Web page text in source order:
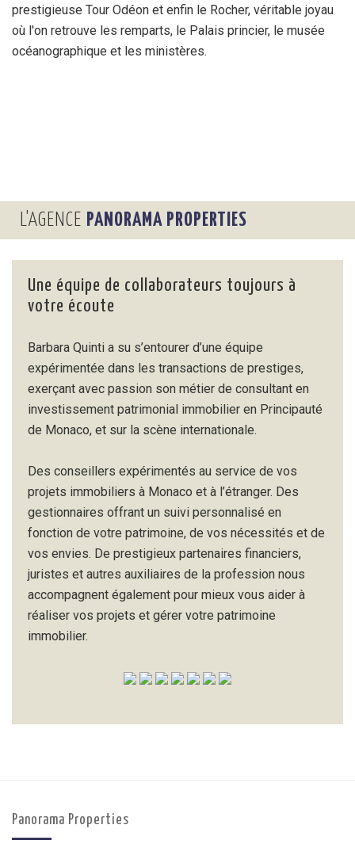
prestigieuse Tour Odéon et enfin le Rocher, véritable joyau
où l'on retrouve les remparts, le Palais princier, le musée
océanographique et les ministères.
L'AGENCE PANORAMA PROPERTIES
Une équipe de collaborateurs toujours à
votre écoute
Barbara Quinti a su s’entourer d’une équipe
expérimentée dans les transactions de prestiges,
exerçant avec passion son métier de consultant en
investissement patrimonial immobilier en Principauté
de Monaco, et sur la scène internationale.
Des conseillers expérimentés au service de vos
projets immobiliers à Monaco et à l’étranger. Des
gestionnaires offrant un suivi personnalisé en
fonction de votre patrimoine, de vos nécessités et de
vos envies. De prestigieux partenaires financiers,
juristes et autres auxiliaires de la profession nous
accompagnent également pour mieux vous aider à
réaliser vos projets et gérer votre patrimoine
immobilier.
Panorama Properties